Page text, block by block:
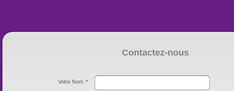
Contactez-nous
Votre Nom *